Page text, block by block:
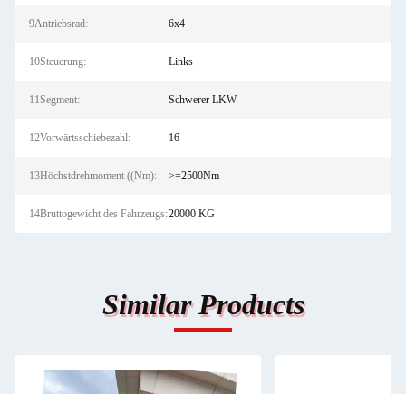
9Antriebsrad: 6x4
10Steuerung: Links
11Segment: Schwerer LKW
12Vorwärtsschiebezahl: 16
13Höchstdrehmoment ((Nm): >=2500Nm
14Bruttogewicht des Fahrzeugs:20000 KG
Similar Products